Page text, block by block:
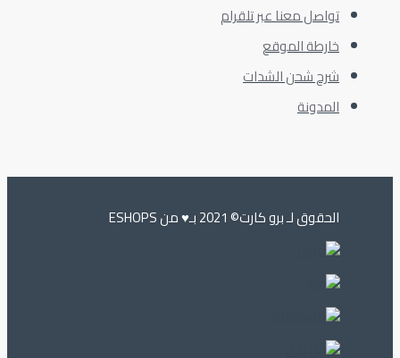
تواصل معنا عبر تلقرام
خارطة الموقع
شرح شحن الشدات
المدونة
الحقوق لـ برو كارت© 2021 بـ♥️ من ESHOPS